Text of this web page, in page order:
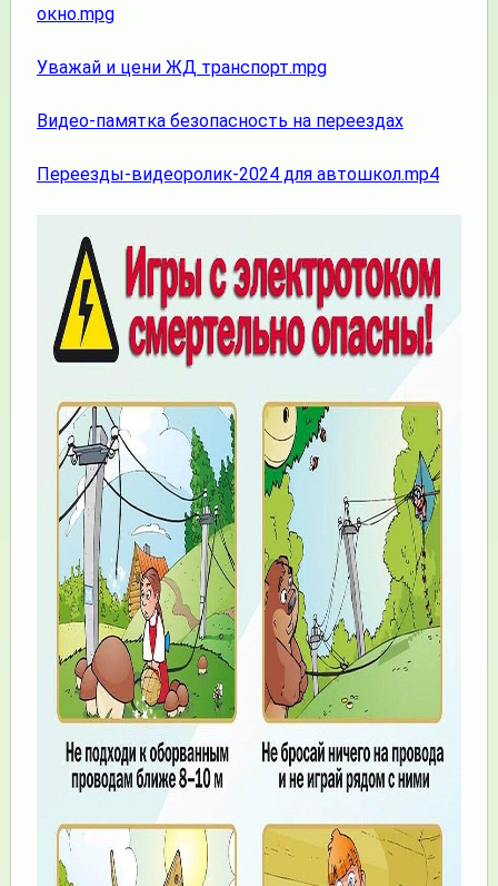
окно.mpg
Уважай и цени ЖД транспорт.mpg
Видео-памятка безопасность на переездах
Переезды-видеоролик-2024 для автошкол.mp4